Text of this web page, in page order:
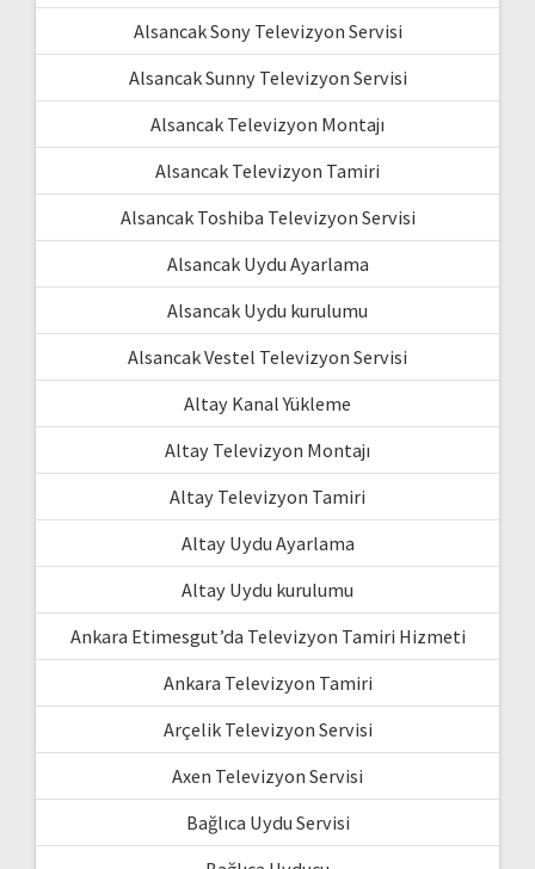
Alsancak Sony Televizyon Servisi
Alsancak Sunny Televizyon Servisi
Alsancak Televizyon Montajı
Alsancak Televizyon Tamiri
Alsancak Toshiba Televizyon Servisi
Alsancak Uydu Ayarlama
Alsancak Uydu kurulumu
Alsancak Vestel Televizyon Servisi
Altay Kanal Yükleme
Altay Televizyon Montajı
Altay Televizyon Tamiri
Altay Uydu Ayarlama
Altay Uydu kurulumu
Ankara Etimesgut’da Televizyon Tamiri Hizmeti
Ankara Televizyon Tamiri
Arçelik Televizyon Servisi
Axen Televizyon Servisi
Bağlıca Uydu Servisi